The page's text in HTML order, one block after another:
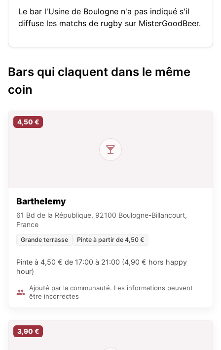
Le bar l'Usine de Boulogne n'a pas indiqué s'il
diffuse les matchs de rugby sur MisterGoodBeer.
Bars qui claquent dans le même
coin
4,50 €
Barthelemy
61 Bd de la République, 92100 Boulogne-Billancourt,
France
Grande terrasse Pinte à partir de 4,50 €
Pinte à 4,50 € de 17:00 à 21:00 (4,90 € hors happy
hour)
Ajouté par la communauté. Les informations peuvent
être incorrectes
3,90 €